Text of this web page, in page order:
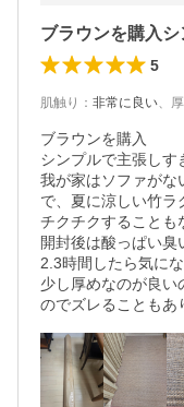
5
肌触り ： 非常に良い、
ブラウンを購入
シンプルで主張しす
我が家はソファがな
で、夏に涼しい竹ラ
チクチクすることも
開封後は酸っぱい臭
2.3時間したら気に
少し厚めなのが良い
のでズレることもあ